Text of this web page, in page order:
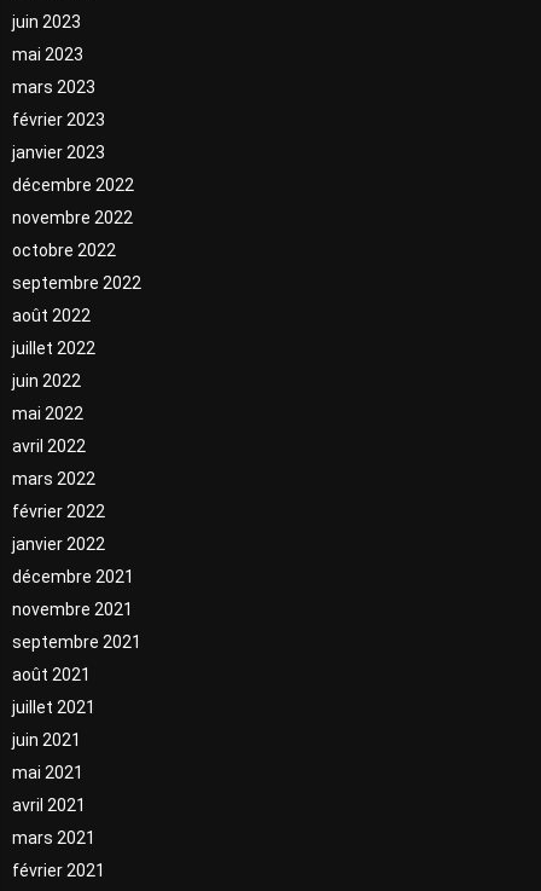
juin 2023
mai 2023
mars 2023
février 2023
janvier 2023
décembre 2022
novembre 2022
octobre 2022
septembre 2022
août 2022
juillet 2022
juin 2022
mai 2022
avril 2022
mars 2022
février 2022
janvier 2022
décembre 2021
novembre 2021
septembre 2021
août 2021
juillet 2021
juin 2021
mai 2021
avril 2021
mars 2021
février 2021